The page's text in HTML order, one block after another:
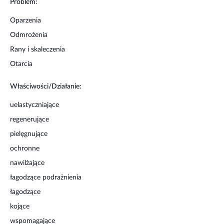
niedostępnym dla dzieci.
Problem:
Oparzenia
Odmrożenia
Rany i skaleczenia
Otarcia
Właściwości/Działanie:
uelastyczniające
regenerujące
pielęgnujące
ochronne
nawilżające
łagodzące podrażnienia
łagodzące
kojące
wspomagające